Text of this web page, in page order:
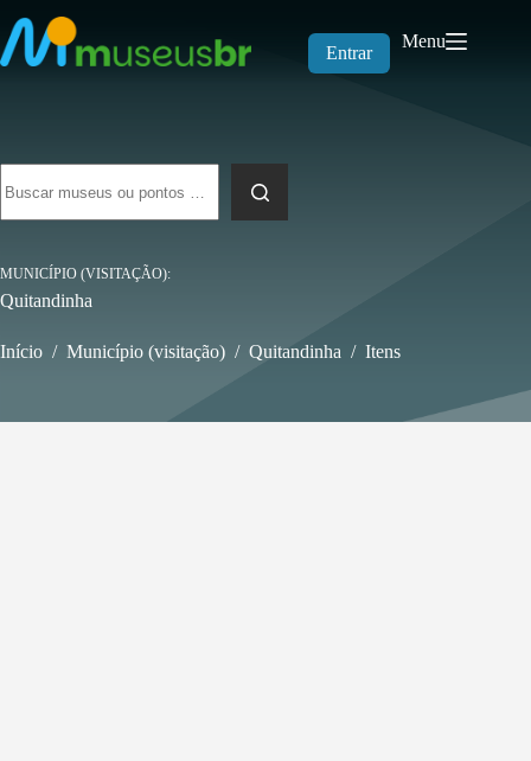
para
o
conteúdo
Entrar
Menu
resultados
MUNICÍPIO (VISITAÇÃO)
Quitandinha
Início / Município (visitação) / Quitandinha / Itens